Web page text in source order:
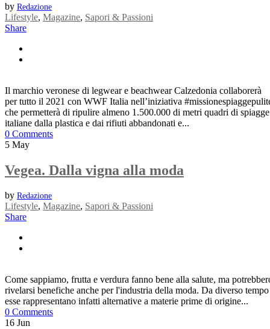
by Redazione
Lifestyle, Magazine, Sapori & Passioni
Share
Il marchio veronese di legwear e beachwear Calzedonia collaborerà
per tutto il 2021 con WWF Italia nell’iniziativa
che permetterà di ripulire almeno 1.500.000 di metri quadri di spiagge
italiane dalla plastica e dai rifiuti abbandonati e...
0 Comments
5 May
Vegea. Dalla vigna alla moda
by Redazione
Lifestyle, Magazine, Sapori & Passioni
Share
Come sappiamo, frutta e verdura fanno bene alla salute, ma
rivelarsi benefiche anche per l'industria della moda. Da diverso tempo
esse rappresentano infatti alternative a materie prime di origine...
0 Comments
16 Jun